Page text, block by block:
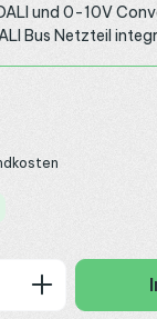
und 0-10V
Bus Netzteil
Gib den